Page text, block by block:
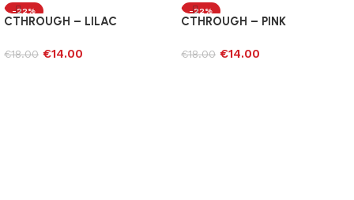
-22%
CTHROUGH – LILAC
€18.00 €14.00
-22%
CTHROUGH – PINK
€18.00 €14.00